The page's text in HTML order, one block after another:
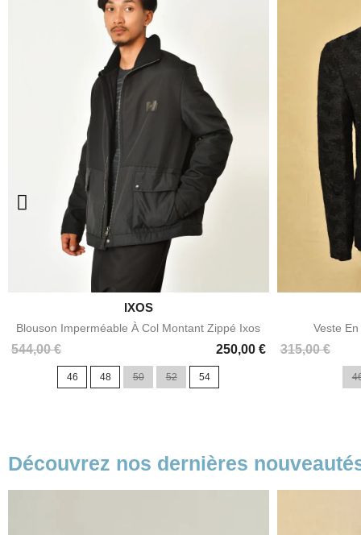
Aperçu rapide
IXOS
Blouson Imperméable À Col Montant Zippé Ixos
544,00 € 250,00 €
Prix
46 48 50 52 54
Veste
315,00 €
Prix
Prix
Découvrez nos dernières